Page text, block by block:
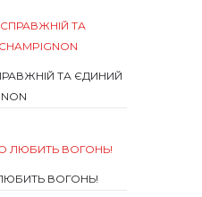
ТА ЄДИНИЙ
ВОГОНЬ!